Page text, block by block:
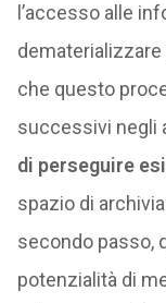
l’accesso alle
che questo
successivi negli
di perseguire
spazio di
secondo passo,
potenzialità di